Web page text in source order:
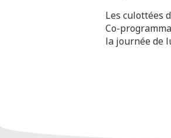
Les culottées
Co-
la journée de